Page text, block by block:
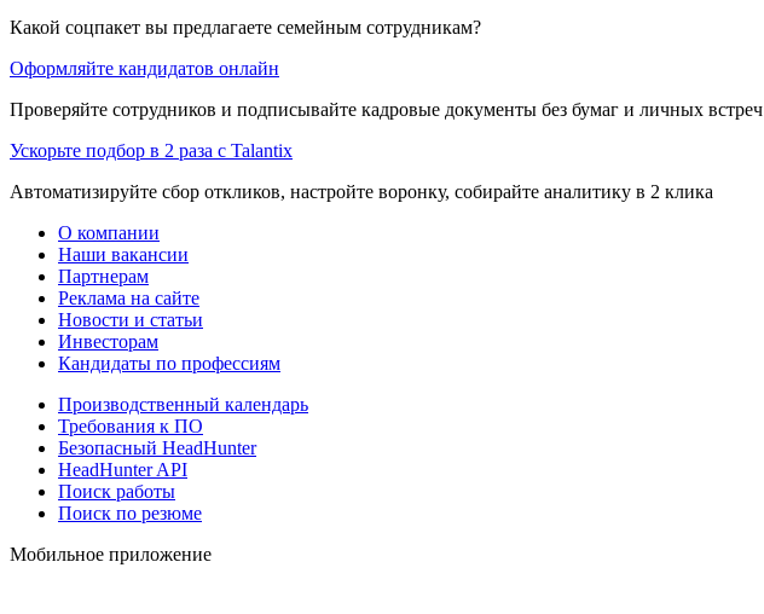
Какой соцпакет вы предлагаете семейным сотрудникам?
Оформляйте кандидатов онлайн
Проверяйте сотрудников и подписывайте кадровые документы без бумаг и личных встреч
Ускорьте подбор в 2 раза с Talantix
Автоматизируйте сбор откликов, настройте воронку, собирайте аналитику в 2 клика
О компании
Наши вакансии
Партнерам
Реклама на сайте
Новости и статьи
Инвесторам
Кандидаты по профессиям
Производственный календарь
Требования к ПО
Безопасный HeadHunter
HeadHunter API
Поиск работы
Поиск по резюме
Мобильное приложение